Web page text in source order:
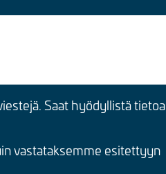
Saat hyödyllistä tietoa
vastataksemme esitettyyn